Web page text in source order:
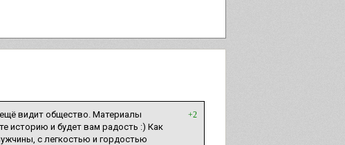
+2
видит общество. Материалы
историю и будет вам радость :) Как
с легкостью и гордостью